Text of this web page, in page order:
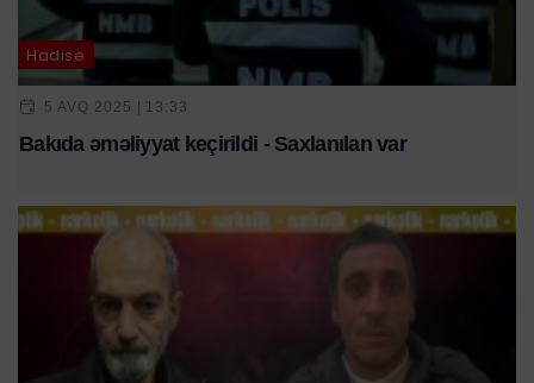
Hadisə
5 AVQ 2025 | 13:33
Bakıda əməliyyat keçirildi - Saxlanılan var